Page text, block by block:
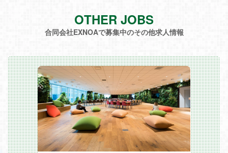
OTHER JOBS
合同会社EXNOAで募集中のその他求人情報